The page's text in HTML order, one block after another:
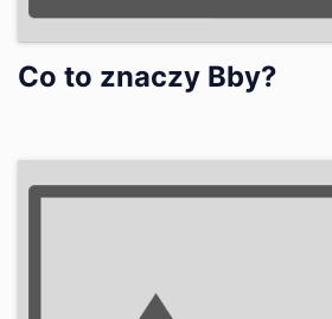
Co to znaczy Bby?